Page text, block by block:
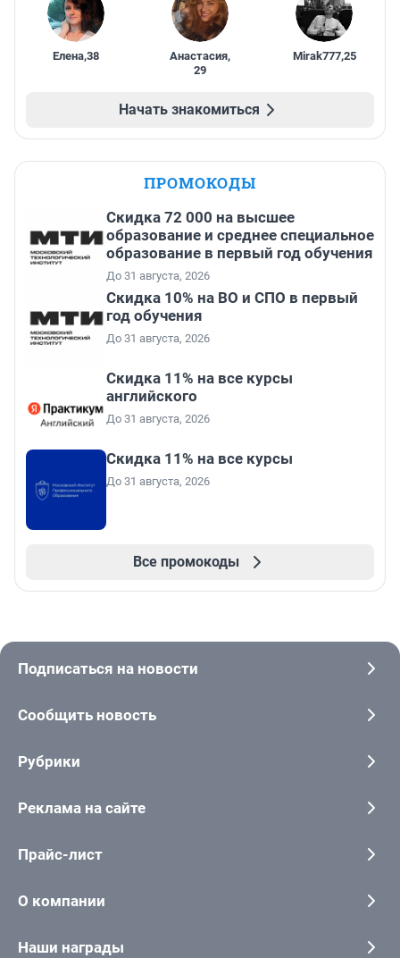
Елена,38 Анастасия,
29
Mirak777,25
Начать знакомиться
ПРОМОКОДЫ
Скидка 72 000 на высшее
образование и среднее специальное
образование в первый год обучения
До 31 августа, 2026
Скидка 10% на ВО и СПО в первый
год обучения
До 31 августа, 2026
Скидка 11% на все курсы
английского
До 31 августа, 2026
Скидка 11% на все курсы
До 31 августа, 2026
Все промокоды
Подписаться на новости
Сообщить новость
Рубрики
Реклама на сайте
Прайс-лист
О компании
Наши награды